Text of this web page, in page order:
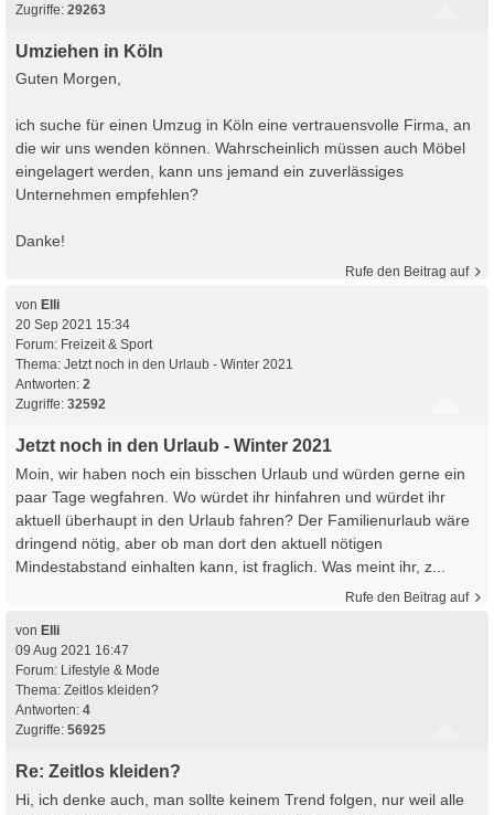
Zugriffe: 29263
Umziehen in Köln
Guten Morgen,
ich suche für einen Umzug in Köln eine vertrauensvolle Firma, an
die wir uns wenden können. Wahrscheinlich müssen auch Möbel
eingelagert werden, kann uns jemand ein zuverlässiges
Unternehmen empfehlen?
Danke!
Rufe den Beitrag auf
von Elli
20 Sep 2021 15:34
Forum: Freizeit & Sport
Thema: Jetzt noch in den Urlaub - Winter 2021
Antworten: 2
Zugriffe: 32592
Jetzt noch in den Urlaub - Winter 2021
Moin, wir haben noch ein bisschen Urlaub und würden gerne ein
paar Tage wegfahren. Wo würdet ihr hinfahren und würdet ihr
aktuell überhaupt in den Urlaub fahren? Der Familienurlaub wäre
dringend nötig, aber ob man dort den aktuell nötigen
Mindestabstand einhalten kann, ist fraglich. Was meint ihr, z...
Rufe den Beitrag auf
von Elli
09 Aug 2021 16:47
Forum: Lifestyle & Mode
Thema: Zeitlos kleiden?
Antworten: 4
Zugriffe: 56925
Re: Zeitlos kleiden?
Hi, ich denke auch, man sollte keinem Trend folgen, nur weil alle